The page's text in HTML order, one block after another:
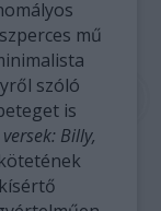
mű
szóló
is
Billy,